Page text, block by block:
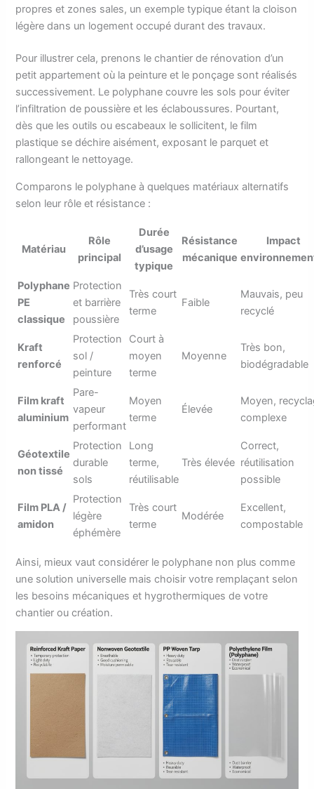
propres et zones sales, un exemple typique étant la cloison
légère dans un logement occupé durant des travaux.
Pour illustrer cela, prenons le chantier de rénovation d’un
petit appartement où la peinture et le ponçage sont réalisés
successivement. Le polyphane couvre les sols pour éviter
l’infiltration de poussière et les éclaboussures. Pourtant,
dès que les outils ou escabeaux le sollicitent, le film
plastique se déchire aisément, exposant le parquet et
rallongeant le nettoyage.
Comparons le polyphane à quelques matériaux alternatifs
selon leur rôle et résistance :
Matériau
Rôle
principal
Durée
d’usage
typique
Résistance
mécanique
Impact
Polyphane
PE
classique
Protection
et barrière
poussière
Très court
terme
Faible
Mauvais, peu
recyclé
Kraft
renforcé
Protection
sol /
peinture
Court à
moyen
terme
Moyenne
Très bon,
biodégradable
Film kraft
aluminium
Pare-
vapeur
performant
Moyen
terme
Élevée
Moyen,
complexe
Géotextile
non tissé
Protection
durable
sols
Long
terme,
réutilisable
Très élevée
Correct,
réutilisation
possible
Film PLA /
amidon
Protection
légère
éphémère
Très court
terme
Modérée
Excellent,
compostable
Ainsi, mieux vaut considérer le polyphane non plus comme
une solution universelle mais choisir votre remplaçant selon
les besoins mécaniques et hygrothermiques de votre
chantier ou création.